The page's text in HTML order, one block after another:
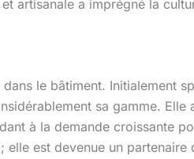
a imprégné la
le bâtiment. Initialement
sa gamme. Elle
à la demande croissante
elle est devenue un